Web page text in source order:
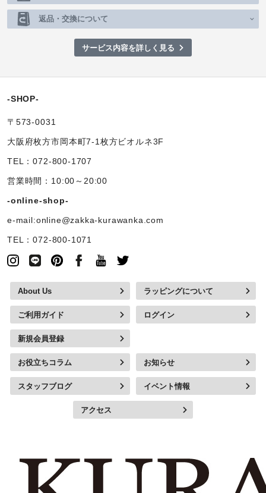
返品・交換について
サービス内容を詳しく見る
-SHOP-
〒573-0031
大阪府枚方市岡本町7-1枚方ビオルネ3F
TEL：072-800-1707
営業時間：10:00～20:00
-online-shop-
e-mail:online@zakka-kurawanka.com
TEL：072-800-1071
About Us ラッピングについて
ご利用ガイド ログイン
新規会員登録
お役立ちコラム お知らせ
スタッフブログ イベント情報
アクセス